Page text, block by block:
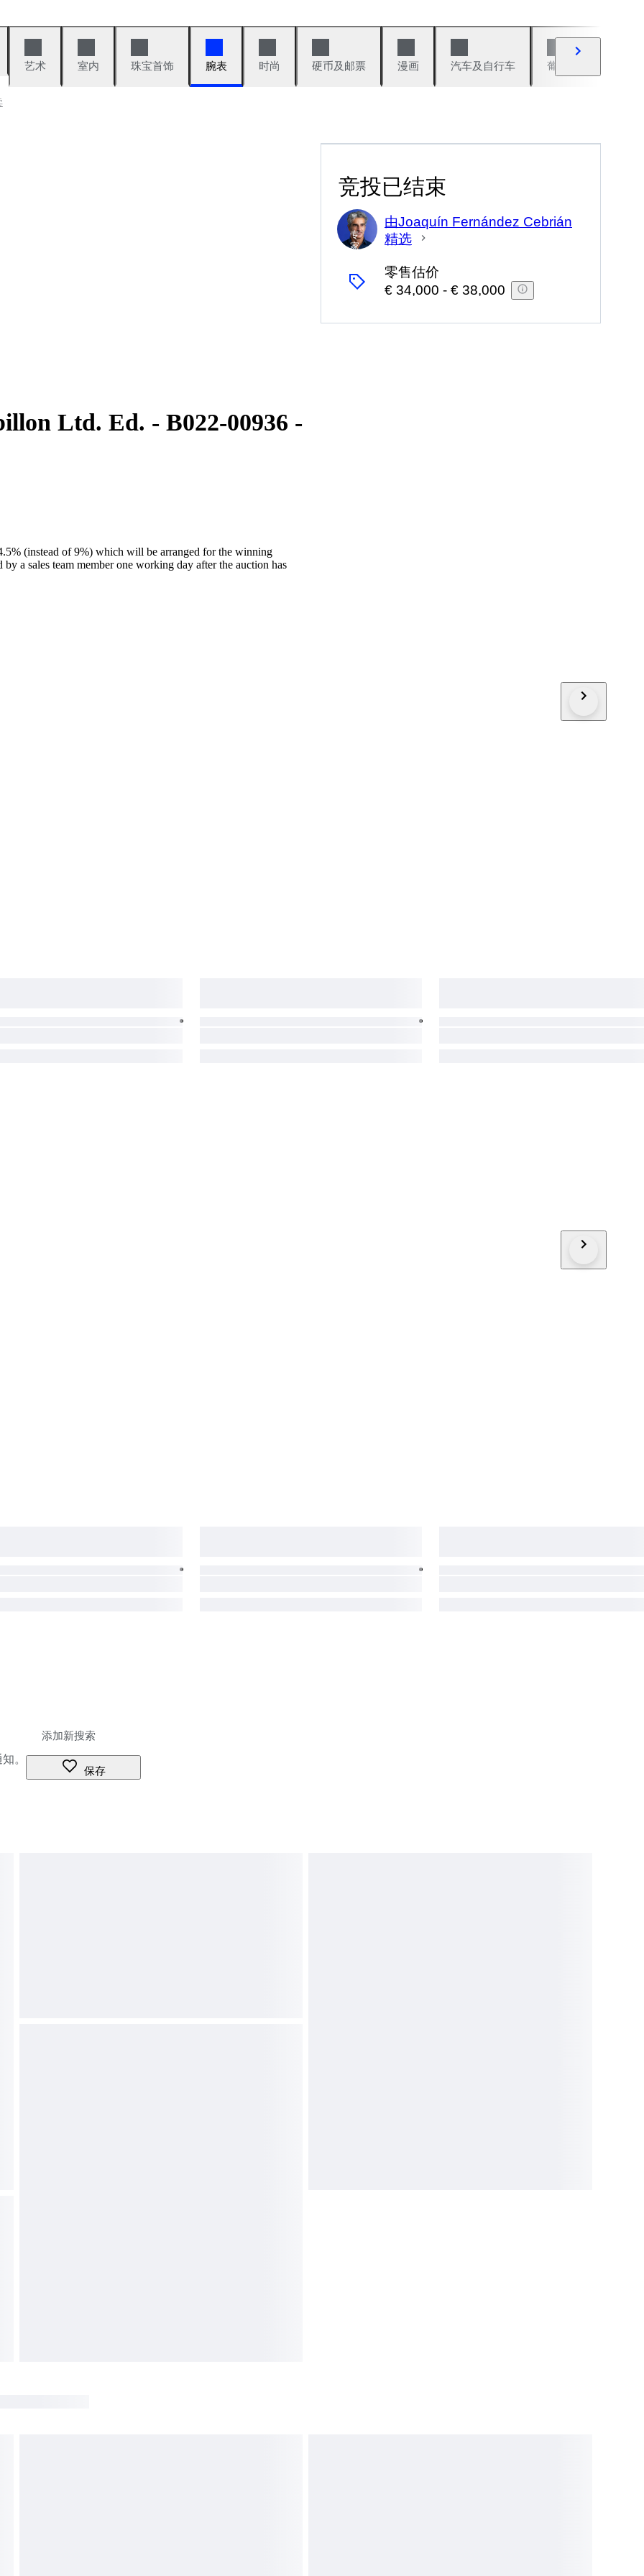
艺术
室内 珠宝首饰 腕表 时尚 硬币及邮票 漫画 汽车及自行车 葡萄酒及烈性酒
Ltd. Ed. - B022-00936 -
(instead of 9%) which will be arranged for the winning
a sales team member one working day after the auction has
竞投已结束
专
家
由Joaquín Fernández Cebrián
精选
零售估价
€ 34,000 - € 38,000
。
保存